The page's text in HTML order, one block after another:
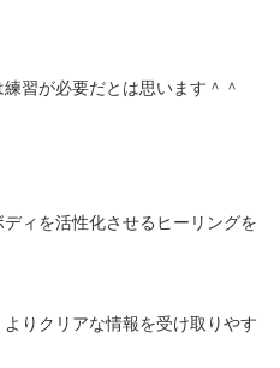
習が必要だとは思います＾＾
ィを活性化させるヒーリングを
りクリアな情報を受け取りやす